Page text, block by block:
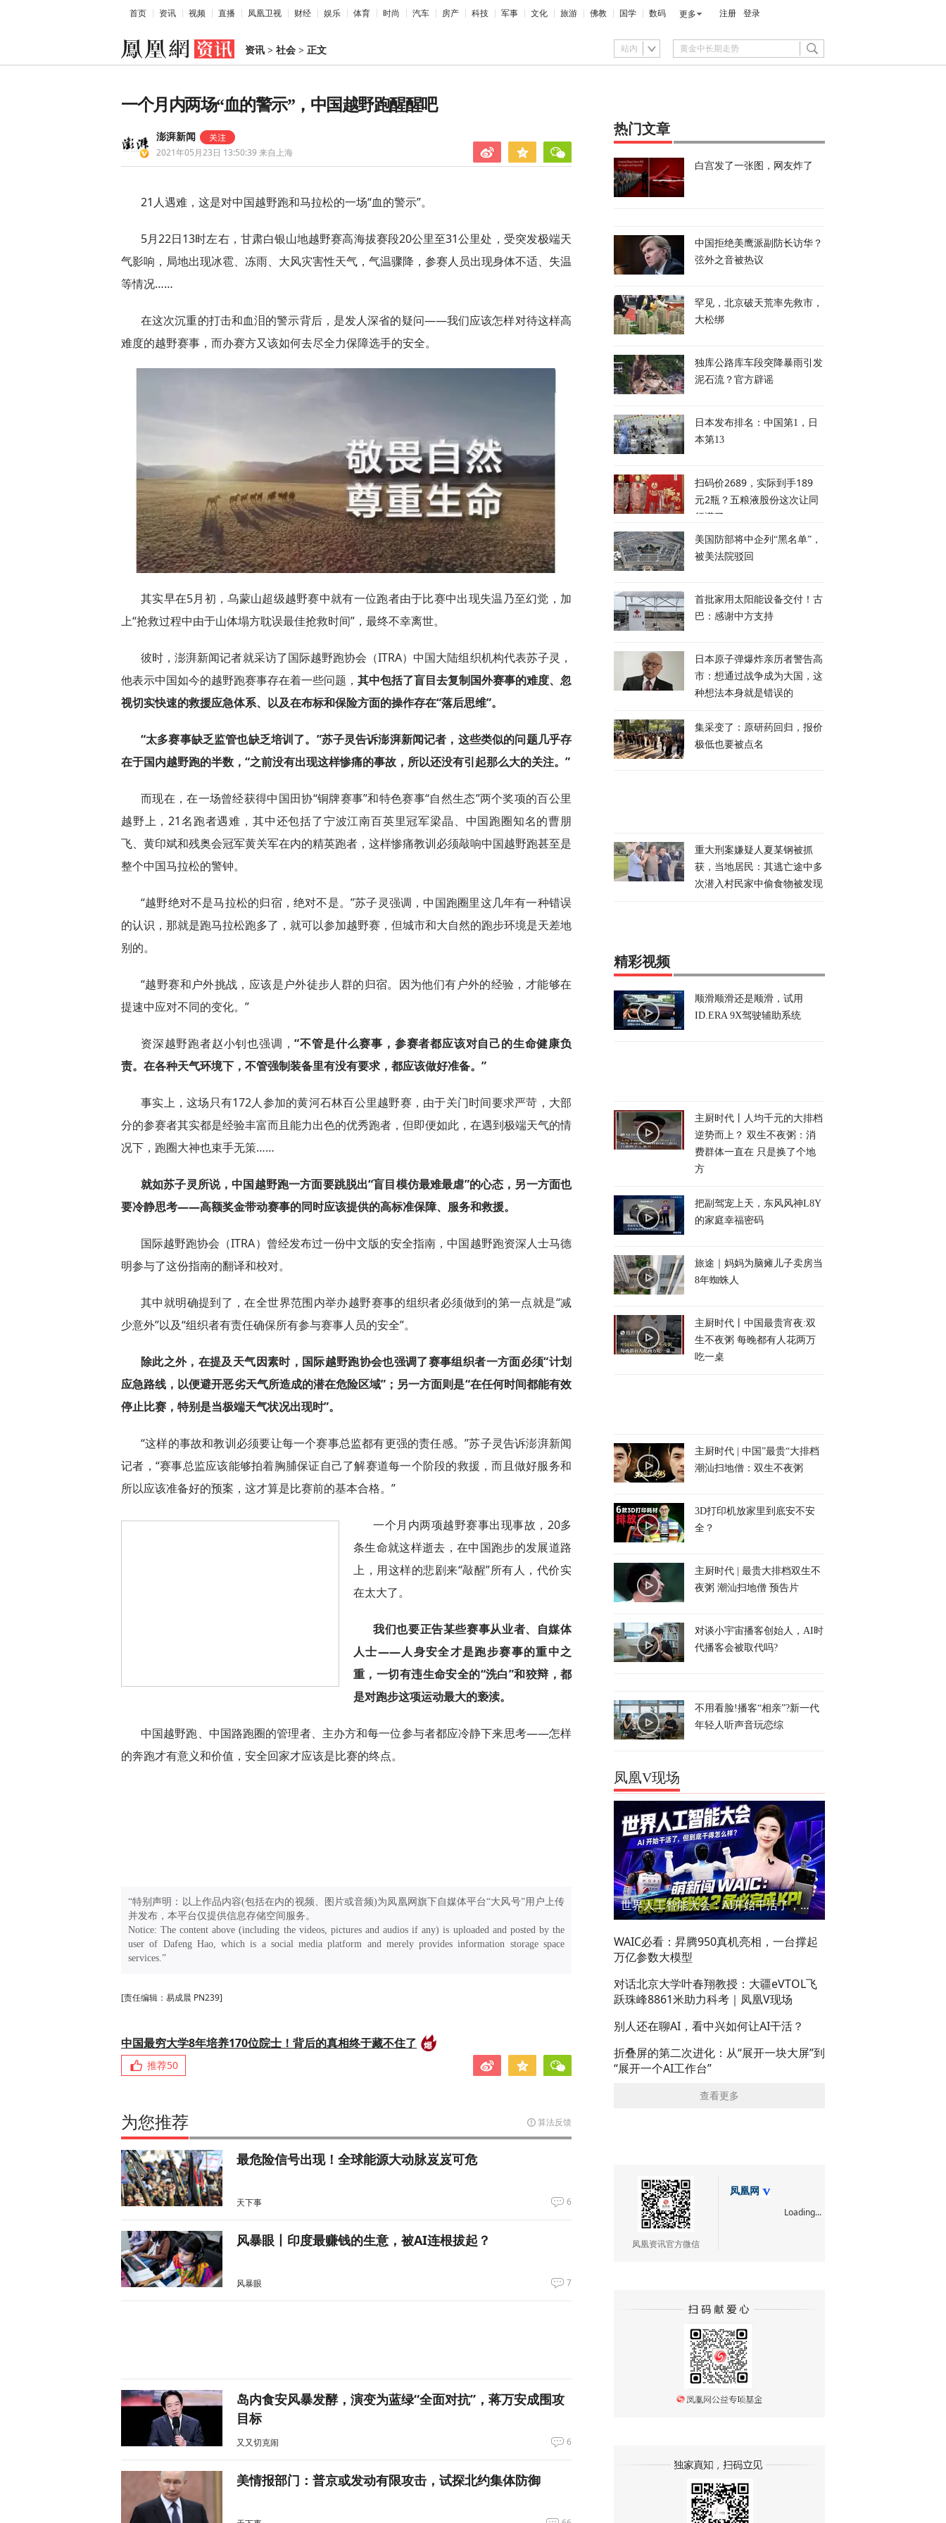
首页 资讯 视频 直播 凤凰卫视 财经 娱乐 体育 时尚 汽车 房产 科技 军事 文化 旅游 佛教 国学 数码 更多 注册 登录
资讯 > 社会 > 正文 站内
一个月内两场“血的警示”，中国越野跑醒醒吧
澎湃新闻
2021年05月23日 13:50:39 来自上海
21人遇难，这是对中国越野跑和马拉松的一场“血的警示”。
5月22日13时左右，甘肃白银山地越野赛高海拔赛段20公里至31公里处，受突发极端天
气影响，局地出现冰雹、冻雨、大风灾害性天气，气温骤降，参赛人员出现身体不适、失温
等情况……
在这次沉重的打击和血泪的警示背后，是发人深省的疑问——我们应该怎样对待这样高
难度的越野赛事，而办赛方又该如何去尽全力保障选手的安全。
其实早在5月初，乌蒙山超级越野赛中就有一位跑者由于比赛中出现失温乃至幻觉，加
上“抢救过程中由于山体塌方耽误最佳抢救时间”，最终不幸离世。
彼时，澎湃新闻记者就采访了国际越野跑协会（ITRA）中国大陆组织机构代表苏子灵，
他表示中国如今的越野跑赛事存在着一些问题， 其中包括了盲目去复制国外赛事的难度、忽
视切实快速的救援应急体系、以及在布标和保险方面的操作存在“落后思维”。
“太多赛事缺乏监管也缺乏培训了。”苏子灵告诉澎湃新闻记者，这些类似的问题几乎存
在于国内越野跑的半数，“之前没有出现这样惨痛的事故，所以还没有引起那么大的关注。”
而现在，在一场曾经获得中国田协“铜牌赛事”和特色赛事“自然生态”两个奖项的百公里
越野上，21名跑者遇难，其中还包括了宁波江南百英里冠军梁晶、中国跑圈知名的曹朋
飞、黄印斌和残奥会冠军黄关军在内的精英跑者，这样惨痛教训必须敲响中国越野跑甚至是
整个中国马拉松的警钟。
“越野绝对不是马拉松的归宿，绝对不是。”苏子灵强调，中国跑圈里这几年有一种错误
的认识，那就是跑马拉松跑多了，就可以参加越野赛，但城市和大自然的跑步环境是天差地
别的。
“越野赛和户外挑战，应该是户外徒步人群的归宿。因为他们有户外的经验，才能够在
提速中应对不同的变化。”
资深越野跑者赵小钊也强调，“不管是什么赛事，参赛者都应该对自己的生命健康负
责。在各种天气环境下，不管强制装备里有没有要求，都应该做好准备。”
事实上，这场只有172人参加的黄河石林百公里越野赛，由于关门时间要求严苛，大部
分的参赛者其实都是经验丰富而且能力出色的优秀跑者，但即便如此，在遇到极端天气的情
况下，跑圈大神也束手无策……
就如苏子灵所说，中国越野跑一方面要跳脱出“盲目模仿最难最虐”的心态，另一方面也
要冷静思考——高额奖金带动赛事的同时应该提供的高标准保障、服务和救援。
国际越野跑协会（ITRA）曾经发布过一份中文版的安全指南，中国越野跑资深人士马德
明参与了这份指南的翻译和校对。
其中就明确提到了，在全世界范围内举办越野赛事的组织者必须做到的第一点就是“减
少意外”以及“组织者有责任确保所有参与赛事人员的安全”。
除此之外，在提及天气因素时，国际越野跑协会也强调了赛事组织者一方面必须“计划
应急路线，以便避开恶劣天气所造成的潜在危险区域”；另一方面则是“在任何时间都能有效
停止比赛，特别是当极端天气状况出现时”。
“这样的事故和教训必须要让每一个赛事总监都有更强的责任感。”苏子灵告诉澎湃新闻
记者，“赛事总监应该能够拍着胸脯保证自己了解赛道每一个阶段的救援，而且做好服务和
所以应该准备好的预案，这才算是比赛前的基本合格。”
一个月内两项越野赛事出现事故，20多
条生命就这样逝去，在中国跑步的发展道路
上，用这样的悲剧来“敲醒”所有人，代价实
在太大了。
我们也要正告某些赛事从业者、自媒体
人士——人身安全才是跑步赛事的重中之
重，一切有违生命安全的“洗白”和狡辩，都
是对跑步这项运动最大的亵渎。
中国越野跑、中国路跑圈的管理者、主办方和每一位参与者都应冷静下来思考——怎样
的奔跑才有意义和价值，安全回家才应该是比赛的终点。
“特别声明：以上作品内容(包括在内的视频、图片或音频)为凤凰网旗下自媒体平台“大风号”用户上传
并发布，本平台仅提供信息存储空间服务。
Notice: The content above (including the videos, pictures and audios if any) is uploaded and posted by the
user of Dafeng Hao, which is a social media platform and merely provides information storage space
services.”
[责任编辑：易成晨 PN239]
中国最穷大学8年培养170位院士！背后的真相终于藏不住了
推荐50
为您推荐 算法反馈
最危险信号出现！全球能源大动脉岌岌可危
天下事 6
风暴眼丨印度最赚钱的生意，被AI连根拔起？
风暴眼 7
岛内食安风暴发酵，演变为蓝绿“全面对抗”，蒋万安成围攻
目标
又又切克闹 6
美情报部门：普京或发动有限攻击，试探北约集体防御
热门文章
白宫发了一张图，网友炸了
中国拒绝美鹰派副防长访华？
弦外之音被热议
罕见，北京破天荒率先救市，
大松绑
独库公路库车段突降暴雨引发
泥石流？官方辟谣
日本发布排名：中国第1，日
本第13
扫码价2689，实际到手189
元2瓶？五粮液股份这次让同
行慌了
美国防部将中企列“黑名单”，
被美法院驳回
首批家用太阳能设备交付！古
巴：感谢中方支持
日本原子弹爆炸亲历者警告高
市：想通过战争成为大国，这
种想法本身就是错误的
集采变了：原研药回归，报价
极低也要被点名
重大刑案嫌疑人夏某钢被抓
获，当地居民：其逃亡途中多
次潜入村民家中偷食物被发现
精彩视频
顺滑顺滑还是顺滑，试用
ID.ERA 9X驾驶辅助系统
主厨时代丨人均千元的大排档
逆势而上？ 双生不夜粥：消
费群体一直在 只是换了个地
方
把副驾宠上天，东风风神L8Y
的家庭幸福密码
旅途｜妈妈为脑瘫儿子卖房当
8年蜘蛛人
主厨时代丨中国最贵宵夜:双
生不夜粥 每晚都有人花两万
吃一桌
主厨时代 | 中国”最贵“大排档
潮汕扫地僧：双生不夜粥
3D打印机放家里到底安不安
全？
主厨时代 | 最贵大排档双生不
夜粥 潮汕扫地僧 预告片
对谈小宇宙播客创始人，AI时
代播客会被取代吗?
不用看脸!播客“相亲”?新一代
年轻人听声音玩恋综
凤凰V现场
世界人工智能大会：AI开始干活了，但到底干的怎么样？萌新闯WAIC
WAIC必看：昇腾950真机亮相，一台撑起
万亿参数大模型
对话北京大学叶春翔教授：大疆eVTOL飞
跃珠峰8861米助力科考｜凤凰V现场
别人还在聊AI，看中兴如何让AI干活？
折叠屏的第二次进化：从“展开一块大屏”到
“展开一个AI工作台”
查看更多
凤凰资讯官方微信
凤凰网
Loading...